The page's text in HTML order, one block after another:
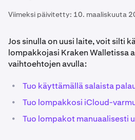
Viimeksi päivitetty: 10. maaliskuuta
Jos sinulla on uusi laite, voit silti
lompakkojasi Kraken Walletissa
vaihtoehtojen avulla:
• Tuo käyttämällä salaista
• Tuo lompakkosi iCloud-
• Tuo lompakot manuaalisesti